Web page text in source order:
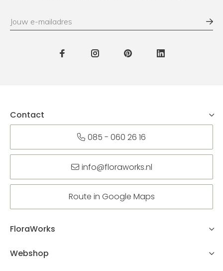
Contact
085 - 060 26 16
info@floraworks.nl
Route in Google Maps
FloraWorks
Webshop